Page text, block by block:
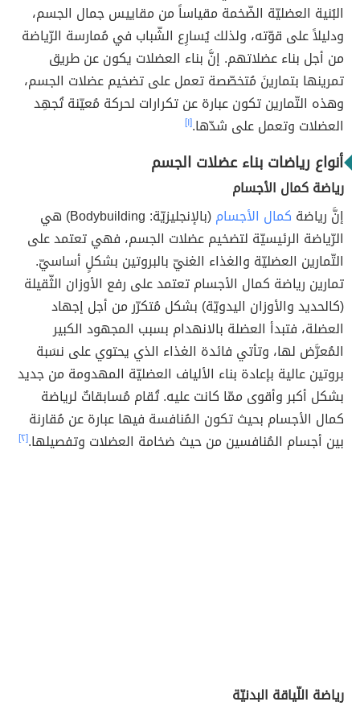
البُنية العضليّة الضّخمة مقياساً من مقاييس جمال الجسم،
ودليلاً على قوّته، ولذلك يُسارِع الشّباب في مُمارسة الرّياضة
من أجل بناء عضلاتهم. إنَّ بناء العضلات يكون عن طريق
تمرينها بتمارينَ مُتخصّصة تعمل على تضخيم عضلات الجسم،
وهذه التّمارين تكون عبارة عن تكرارات لحركة مُعيّنة تُجهِد
العضلات وتعمل على شدّها.[١]
أنواع رياضات بناء عضلات الجسم
رياضة كمال الأجسام
إنَّ رياضة كمال الأجسام
(بالإنجليزيّة: Bodybuilding) هي
الرّياضة الرئيسيّة لتضخيم عضلات الجسم، فهي تعتمد على
التّمارين العضليّة والغذاء الغنيّ بالبروتين بشكلٍ أساسيّ.
تمارين رياضة كمال الأجسام تعتمد على رفع الأوزان الثّقيلة
(كالحديد والأوزان اليدويّة) بشكل مُتكرّر من أجل إجهاد
العضلة، فتبدأ العضلة بالانهدام بسبب المجهود الكبير
المُعرَّض لها، وتأتي فائدة الغذاء الذي يحتوي على نسَبة
بروتين عالية بإعادة بناء الألياف العضليّة المهدومة من جديد
بشكل أكبر وأقوى ممّا كانت عليه. تُقام مُسابقاتٌ لرياضة
كمال الأجسام بحيث تكون المُنافسة فيها عبارة عن مُقارنة
بين أجسام المُنافسين من حيث ضخامة العضلات وتفصيلها.[٢]
رياضة اللّياقة البدنيّة